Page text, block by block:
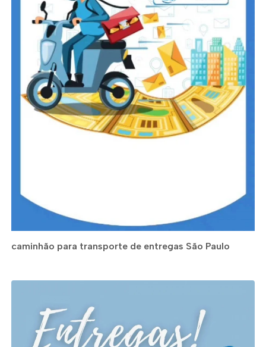
caminhão para transporte de entregas São Paulo